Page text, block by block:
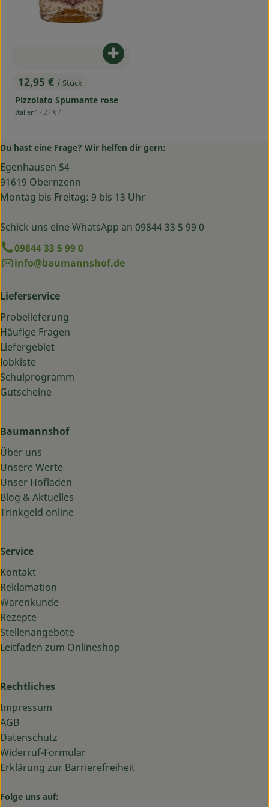
, Preis:
12,95 € / Stück
Pizzolato Spumante rose
, Herkunft:
Italien, Referenzpreis:
17,27 € / l
Produkt zum Warenkorb
Du hast eine Frage? Wir helfen dir gern:
Egenhausen 54
91619 Obernzenn
Montag bis Freitag: 9 bis 13 Uhr
Schick uns eine WhatsApp an 09844 33 5 99 0
09844 33 5 99 0
info@baumannshof.de
Lieferservice
Probelieferung
Häufige Fragen
Liefergebiet
Jobkiste
Schulprogramm
Gutscheine
Baumannshof
Über uns
Unsere Werte
Unser Hofladen
Blog & Aktuelles
Trinkgeld online
Service
Kontakt
Reklamation
Warenkunde
Rezepte
Stellenangebote
Leitfaden zum Onlineshop
Rechtliches
Impressum
AGB
Datenschutz
Widerruf-Formular
Erklärung zur Barrierefreiheit
Folge uns auf: